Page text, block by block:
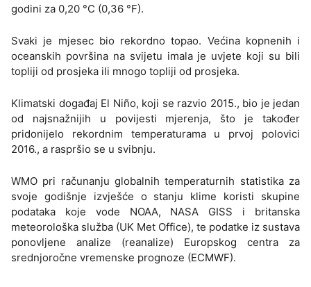
godini za 0,20 °C (0,36 °F).
Svaki je mjesec bio rekordno topao. Većina kopnenih i
oceanskih površina na svijetu imala je uvjete koji su bili
topliji od prosjeka ili mnogo topliji od prosjeka.
Klimatski događaj El Niño, koji se razvio 2015., bio je jedan
od najsnažnijih u povijesti mjerenja, što je također
pridonijelo rekordnim temperaturama u prvoj polovici
2016., a raspršio se u svibnju.
WMO pri računanju globalnih temperaturnih statistika za
svoje godišnje izvješće o stanju klime koristi skupine
podataka koje vode NOAA, NASA GISS i britanska
meteorološka služba (UK Met Office), te podatke iz sustava
ponovljene analize (reanalize) Europskog centra za
srednjoročne vremenske prognoze (ECMWF).